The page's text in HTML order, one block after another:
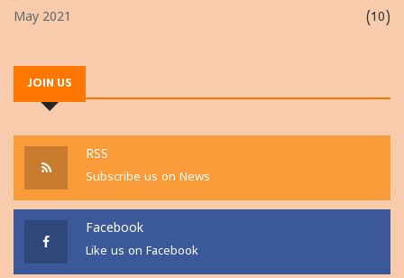
May 2021
(10)
JOIN US
RSS
Subscribe us on News
Facebook
Like us on Facebook